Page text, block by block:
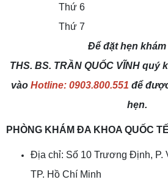
Thứ 6
Thứ 7
Để đặt hẹn
THS. BS. TRẦN QUỐC VĨNH quý
vào Hotline: 0903.800.551 để
hẹn.
PHÒNG KHÁM ĐA KHOA QUỐC
Địa chỉ: Số 10 Trương Định, P.
TP. Hồ Chí Minh